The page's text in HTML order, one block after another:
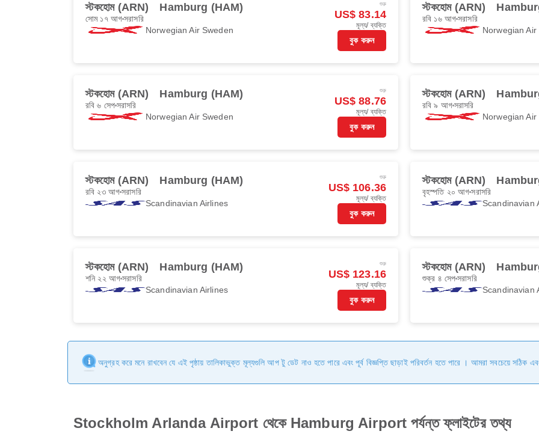
স্টকহোম (ARN) Hamburg (HAM)
সোম ১৭ আগসরাসরি
Norwegian Air Sweden
শুরু
US$ 83.14
মূল্য/ ব্যক্তি
বুক করুন
স্টকহোম (ARN)
রবি ১৬ আগসরাসরি
Norwegian Air
স্টকহোম (ARN) Hamburg (HAM)
রবি ৬ সেপসরাসরি
Norwegian Air Sweden
শুরু
US$ 88.76
মূল্য/ ব্যক্তি
বুক করুন
স্টকহোম (ARN)
রবি ৯ আগসরাসরি
Norwegian Air
স্টকহোম (ARN) Hamburg (HAM)
রবি ২৩ আগসরাসরি
Scandinavian Airlines
শুরু
US$ 106.36
মূল্য/ ব্যক্তি
বুক করুন
স্টকহোম (ARN)
বৃহস্পতি ২০ আগসরাসরি
Scandinavian
স্টকহোম (ARN) Hamburg (HAM)
শনি ২২ আগসরাসরি
Scandinavian Airlines
শুরু
US$ 123.16
মূল্য/ ব্যক্তি
বুক করুন
স্টকহোম (ARN)
শুক্র ৪ সেপসরাসরি
Scandinavian
অনুগ্রহ করে মনে রাখবেন যে এই পৃষ্ঠায় তালিকাভুক্ত মূল্যগুলি আপ টু ডেট নাও হতে পারে এবং পূর্ব বিজ্ঞপ্তি ছাড়াই পরিবর্তন হতে পারে । আমরা সবচেয়ে সঠিক
Stockholm Arlanda Airport থেকে Hamburg Airport পর্যন্ত ফ্লাইটের তথ্য